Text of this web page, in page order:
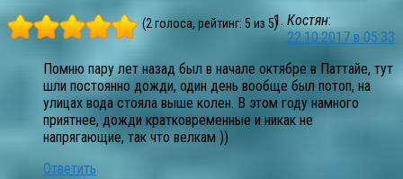
(2 голоса, рейтинг: 5 из 5) Костян:
22.10.2017 в 05:33
Помню пару лет назад был в начале октябре в Паттайе, тут
шли постоянно дожди, один день вообще был потоп, на
улицах вода стояла выше колен. В этом году намного
приятнее, дожди кратковременные и никак не
напрягающие, так что велкам ))
Ответить